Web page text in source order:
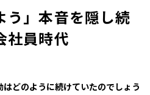
う」本音を隠し続
社員時代
はどのように続けていたのでしょう